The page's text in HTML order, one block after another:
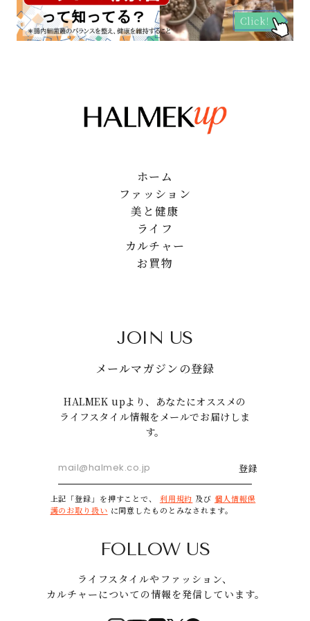
ホーム
ファッション
美と健康
ライフ
カルチャー
お買物
JOIN US
メールマガジンの登録
HALMEK upより、あなたにオススメの
ライフスタイル情報をメールでお届けしま
す。
登録
上記「登録」を押すことで、 利用規約 及び 個人情報保
護のお取り扱い に同意したものとみなされます。
FOLLOW US
ライフスタイルやファッション、
カルチャーについての情報を発信しています。